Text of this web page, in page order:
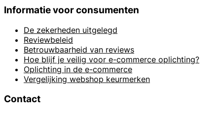
Informatie voor consumenten
De zekerheden uitgelegd
Reviewbeleid
Betrouwbaarheid van reviews
Hoe blijf je veilig voor e-commerce oplichting?
Oplichting in de e-commerce
Vergelijking webshop keurmerken
Contact